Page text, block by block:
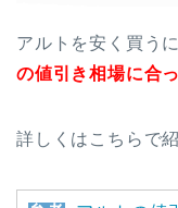
アルトを安く買う
の値引き相場に合
詳しくはこちらで